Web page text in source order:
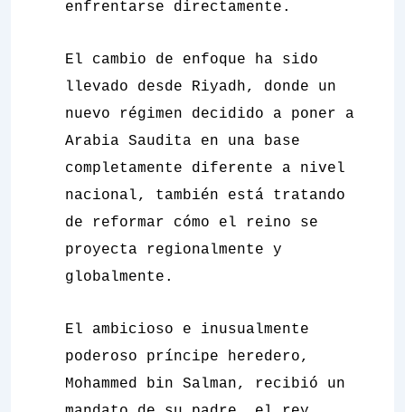
enfrentarse directamente.
El cambio de enfoque ha sido
llevado desde Riyadh, donde un
nuevo régimen decidido a poner a
Arabia Saudita en una base
completamente diferente a nivel
nacional, también está tratando
de reformar cómo el reino se
proyecta regionalmente y
globalmente.
El ambicioso e inusualmente
poderoso príncipe heredero,
Mohammed bin Salman, recibió un